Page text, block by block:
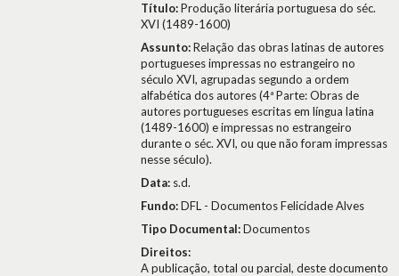
Título:Produção literária portuguesa do séc.
XVI (1489-1600)
Assunto:Relação das obras latinas de autores
portugueses impressas no estrangeiro no
século XVI, agrupadas segundo a ordem
alfabética dos autores (4ª Parte: Obras de
autores portugueses escritas em língua latina
(1489-1600) e impressas no estrangeiro
durante o séc. XVI, ou que não foram impressas
nesse século).
Data: s.d.
Fundo:DFL - Documentos Felicidade Alves
Tipo Documental:Documentos
Direitos:
A publicação, total ou parcial, deste documento